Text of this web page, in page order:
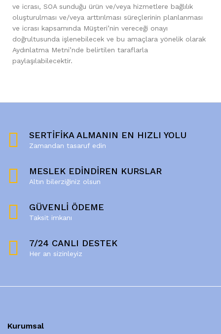
ve icrası, SOA sunduğu ürün ve/veya hizmetlere bağlılık
oluşturulması ve/veya arttırılması süreçlerinin planlanması
ve icrası kapsamında Müşteri’nin vereceği onayı
doğrultusunda işlenebilecek ve bu amaçlara yönelik olarak
Aydınlatma Metni’nde belirtilen taraflarla
paylaşılabilecektir.
SERTİFİKA ALMANIN EN HIZLI YOLU
Zamandan tasaruf edin
MESLEK EDİNDİREN KURSLAR
Altın bilerziğiniz olsun
GÜVENLİ ÖDEME
Taksit imkanı
7/24 CANLI DESTEK
Her an sizinleyiz
Kurumsal